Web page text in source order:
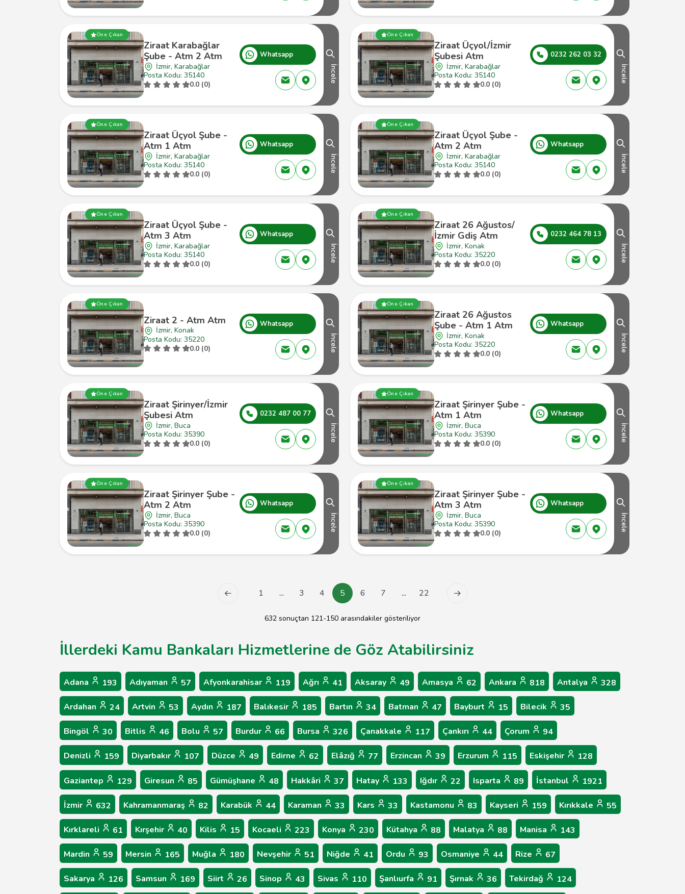
Öne Çıkan
Ziraat Karabağlar
Şube - Atm 2 Atm
İzmir, Karabağlar
Posta Kodu: 35140
0.0 (0)
Whatsapp
İncele
Öne Çıkan
Ziraat Üçyol/İzmir
Şubesi Atm
İzmir, Karabağlar
Posta Kodu: 35140
0.0 (0)
0232 262 03 32
İncele
Öne Çıkan
Ziraat Üçyol Şube -
Atm 1 Atm
İzmir, Karabağlar
Posta Kodu: 35140
0.0 (0)
Whatsapp
İncele
Öne Çıkan
Ziraat Üçyol Şube -
Atm 2 Atm
İzmir, Karabağlar
Posta Kodu: 35140
0.0 (0)
Whatsapp
İncele
Öne Çıkan
Ziraat Üçyol Şube -
Atm 3 Atm
İzmir, Karabağlar
Posta Kodu: 35140
0.0 (0)
Whatsapp
İncele
Öne Çıkan
Ziraat 26 Ağustos/
İzmir Gdiş Atm
İzmir, Konak
Posta Kodu: 35220
0.0 (0)
0232 464 78 13
İncele
Öne Çıkan
Ziraat 2 - Atm Atm
İzmir, Konak
Posta Kodu: 35220
0.0 (0)
Whatsapp
İncele
Öne Çıkan
Ziraat 26 Ağustos
Şube - Atm 1 Atm
İzmir, Konak
Posta Kodu: 35220
0.0 (0)
Whatsapp
İncele
Öne Çıkan
Ziraat Şirinyer/İzmir
Şubesi Atm
İzmir, Buca
Posta Kodu: 35390
0.0 (0)
0232 487 00 77
İncele
Öne Çıkan
Ziraat Şirinyer Şube -
Atm 1 Atm
İzmir, Buca
Posta Kodu: 35390
0.0 (0)
Whatsapp
İncele
Öne Çıkan
Ziraat Şirinyer Şube -
Atm 2 Atm
İzmir, Buca
Posta Kodu: 35390
0.0 (0)
Whatsapp
İncele
Öne Çıkan
Ziraat Şirinyer Şube -
Atm 3 Atm
İzmir, Buca
Posta Kodu: 35390
0.0 (0)
Whatsapp
İncele
1 ... 3 4 5 6 7 ... 22
632 sonuçtan 121-150 arasındakiler gösteriliyor
İllerdeki Kamu Bankaları Hizmetlerine de Göz Atabilirsiniz
Adana 193 Adıyaman 57 Afyonkarahisar 119 Ağrı 41 Aksaray 49 Amasya 62 Ankara 818 Antalya 328
Ardahan 24 Artvin 53 Aydın 187 Balıkesir 185 Bartın 34 Batman 47 Bayburt 15 Bilecik 35
Bingöl 30 Bitlis 46 Bolu 57 Burdur 66 Bursa 326 Çanakkale 117 Çankırı 44 Çorum 94
Denizli 159 Diyarbakır 107 Düzce 49 Edirne 62 Elâzığ 77 Erzincan 39 Erzurum 115 Eskişehir 128
Gaziantep 129 Giresun 85 Gümüşhane 48 Hakkâri 37 Hatay 133 Iğdır 22 Isparta 89 İstanbul 1921
İzmir 632 Kahramanmaraş 82 Karabük 44 Karaman 33 Kars 33 Kastamonu 83 Kayseri 159 Kırıkkale 55
Kırklareli 61 Kırşehir 40 Kilis 15 Kocaeli 223 Konya 230 Kütahya 88 Malatya 88 Manisa 143
Mardin 59 Mersin 165 Muğla 180 Nevşehir 51 Niğde 41 Ordu 93 Osmaniye 44 Rize 67
Sakarya 126 Samsun 169 Siirt 26 Sinop 43 Sivas 110 Şanlıurfa 91 Şırnak 36 Tekirdağ 124